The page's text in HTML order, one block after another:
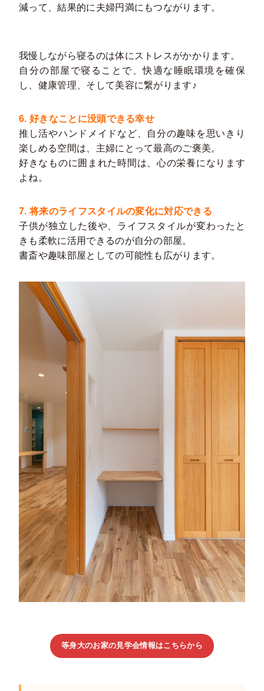
減って、結果的に夫婦円満にもつながります。
我慢しながら寝るのは体にストレスがかかります。
自分の部屋で寝ることで、快適な睡眠環境を確保
し、健康管理、そして美容に繋がります♪
6. 好きなことに没頭できる幸せ
推し活やハンドメイドなど、自分の趣味を思いきり
楽しめる空間は、主婦にとって最高のご褒美。
好きなものに囲まれた時間は、心の栄養になります
よね。
7. 将来のライフスタイルの変化に対応できる
子供が独立した後や、ライフスタイルが変わったと
きも柔軟に活用できるのが自分の部屋。
書斎や趣味部屋としての可能性も広がります。
等身大のお家の見学会情報はこちらから